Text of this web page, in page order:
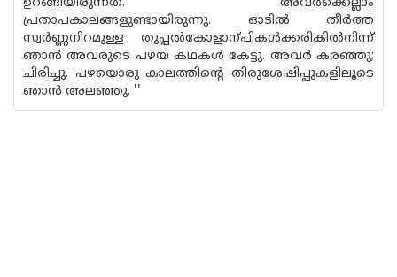
ഉറങ്ങിയിരുന്നത്. അവര്‍ക്കെല്ലാം
പ്രതാപകാലങ്ങളുണ്ടായിരുന്നു. ഓടില്‍ തീര്‍ത്ത
സ്വര്‍ണ്ണനിറമുള്ള തുപ്പല്‍കോളാന്പികള്‍ക്കരികില്‍നിന്ന്
ഞാ‌ന്‍ അവരുടെ പഴയ കഥകള്‍ കേട്ടു. അവര്‍ കരഞ്ഞു;
ചിരിച്ചു. പഴയൊരു കാലത്തിന്റെ തിരുശേഷിപ്പുകളിലൂടെ
ഞാ‌ന്‍ അലഞ്ഞു. ''